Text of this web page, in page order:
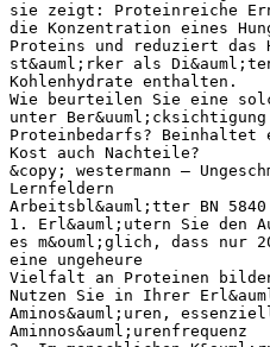
sie zeigt: Proteinreiche
die Konzentration eines
Proteins und reduziert das
st&auml;rker als
Kohlenhydrate enthalten.
Wie beurteilen Sie eine
unter
Proteinbedarfs? Beinhaltet
Kost auch Nachteile?
&copy; westermann –
Lernfeldern
Arbeitsbl&auml;tter BN 5840
1. Erl&auml;utern Sie den
es m&ouml;glich, dass nur
eine ungeheure
Vielfalt an Proteinen bilden
Nutzen Sie in Ihrer
Aminos&auml;uren,
Aminnos&auml;urenfrequenz